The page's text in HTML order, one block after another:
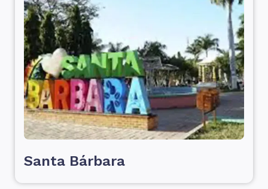
Santa Bárbara